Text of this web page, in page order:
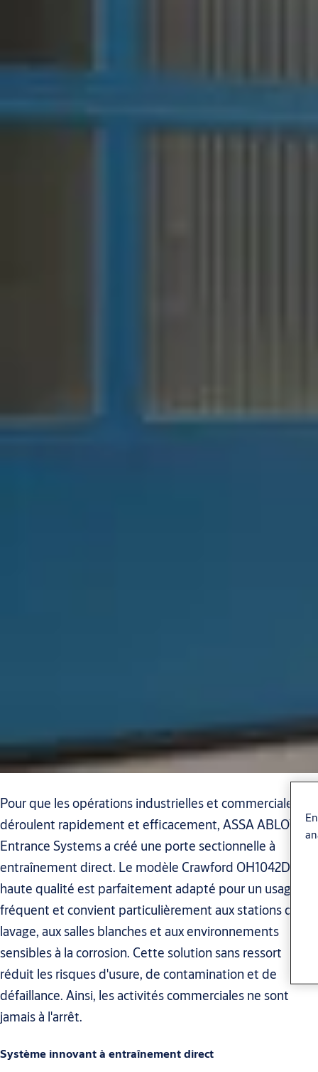
Pour que les opérations industrielles et commerciales se
déroulent rapidement et efficacement, ASSA ABLOY
Entrance Systems a créé une porte sectionnelle à
entraînement direct. Le modèle Crawford OH1042DD de
haute qualité est parfaitement adapté pour un usage
fréquent et convient particulièrement aux stations de
lavage, aux salles blanches et aux environnements
sensibles à la corrosion. Cette solution sans ressort
réduit les risques d'usure, de contamination et de
défaillance. Ainsi, les activités commerciales ne sont
jamais à l'arrêt.
Système innovant à entraînement direct